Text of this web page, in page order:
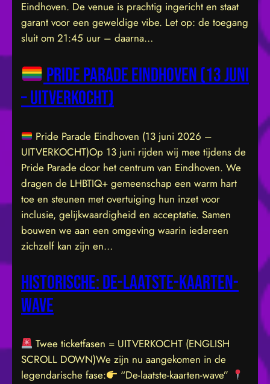
Eindhoven. De venue is prachtig ingericht en staat
garant voor een geweldige vibe. Let op: de toegang
sluit om 21:45 uur – daarna…
Pride Parade Eindhoven (13 juni
– UITVERKOCHT)
Pride Parade Eindhoven (13 juni 2026 –
UITVERKOCHT)Op 13 juni rijden wij mee tijdens de
Pride Parade door het centrum van Eindhoven. We
dragen de LHBTIQ+ gemeenschap een warm hart
toe en steunen met overtuiging hun inzet voor
inclusie, gelijkwaardigheid en acceptatie. Samen
bouwen we aan een omgeving waarin iedereen
zichzelf kan zijn en…
Historische: De-laatste-kaarten-
wave
Twee ticketfasen = UITVERKOCHT (ENGLISH
SCROLL DOWN)We zijn nu aangekomen in de
legendarische fase:
“De-laatste-kaarten-wave”